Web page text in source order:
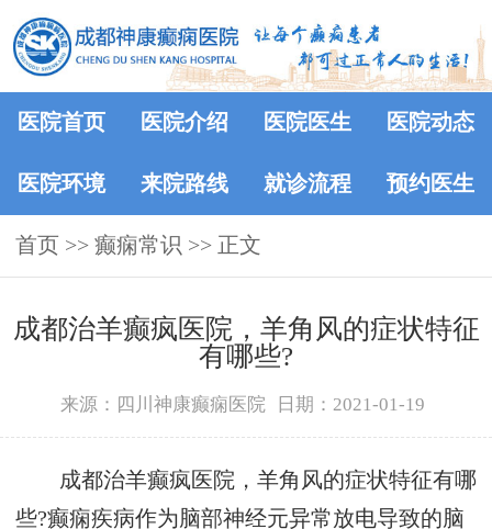
医院首页 医院介绍 医院医生 医院动态
医院环境 来院路线 就诊流程 预约医生
首页 >> 癫痫常识 >> 正文
成都治羊癫疯医院，羊角风的症状特征
有哪些?
来源：四川神康癫痫医院 日期：2021-01-19
成都治羊癫疯医院，羊角风的症状特征有哪
些?癫痫疾病作为脑部神经元异常放电导致的脑